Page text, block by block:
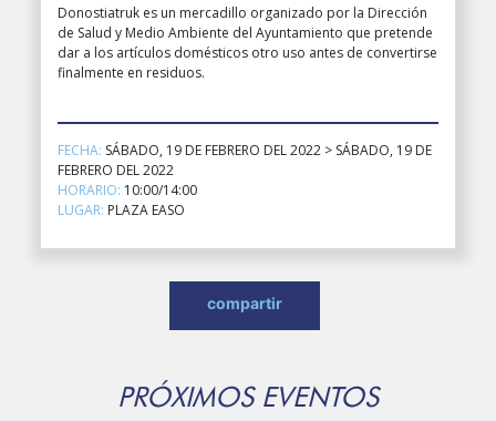
Donostiatruk es un mercadillo organizado por la Dirección
de Salud y Medio Ambiente del Ayuntamiento que pretende
dar a los artículos domésticos otro uso antes de convertirse
finalmente en residuos.
FECHA: SÁBADO, 19 DE FEBRERO DEL 2022 > SÁBADO, 19 DE
FEBRERO DEL 2022
HORARIO: 10:00/14:00
LUGAR: PLAZA EASO
compartir
PRÓXIMOS EVENTOS